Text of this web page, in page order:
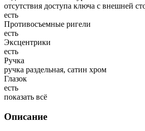
отсутствия доступа ключа с внешней
есть
Противосъемные ригели
есть
Эксцентрики
есть
Ручка
ручка раздельная, сатин хром
Глазок
есть
показать всё
Описание